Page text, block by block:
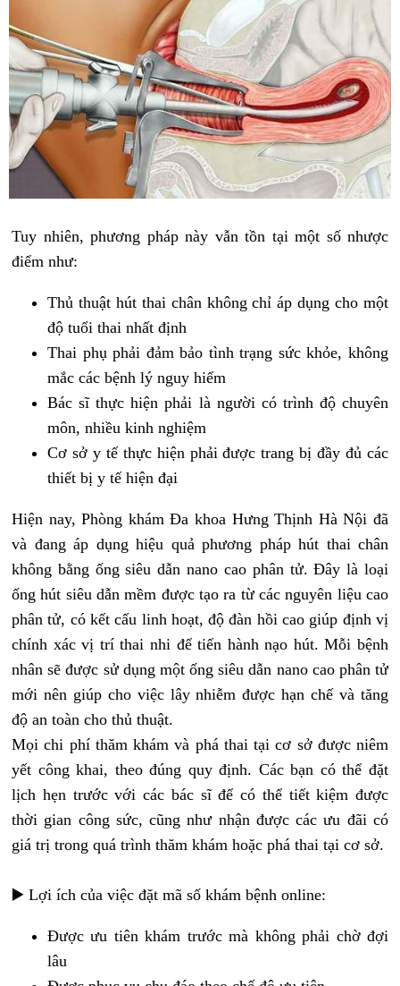
Tuy nhiên, phương pháp này vẫn tồn tại một số nhược
điểm như:
Thủ thuật hút thai chân không chỉ áp dụng cho một
độ tuổi thai nhất định
Thai phụ phải đảm bảo tình trạng sức khỏe, không
mắc các bệnh lý nguy hiểm
Bác sĩ thực hiện phải là người có trình độ chuyên
môn, nhiều kinh nghiệm
Cơ sở y tế thực hiện phải được trang bị đầy đủ các
thiết bị y tế hiện đại
Hiện nay, Phòng khám Đa khoa Hưng Thịnh Hà Nội đã
và đang áp dụng hiệu quả phương pháp hút thai chân
không bằng ống siêu dẫn nano cao phân tử. Đây là loại
ống hút siêu dẫn mềm được tạo ra từ các nguyên liệu cao
phân tử, có kết cấu linh hoạt, độ đàn hồi cao giúp định vị
chính xác vị trí thai nhi để tiến hành nạo hút. Mỗi bệnh
nhân sẽ được sử dụng một ống siêu dẫn nano cao phân tử
mới nên giúp cho việc lây nhiễm được hạn chế và tăng
độ an toàn cho thủ thuật.
Mọi chi phí thăm khám và phá thai tại cơ sở được niêm
yết công khai, theo đúng quy định. Các bạn có thể đặt
lịch hẹn trước với các bác sĩ để có thể tiết kiệm được
thời gian công sức, cũng như nhận được các ưu đãi có
giá trị trong quá trình thăm khám hoặc phá thai tại cơ sở.
▶️ Lợi ích của việc đặt mã số khám bệnh online:
Được ưu tiên khám trước mà không phải chờ đợi
lâu